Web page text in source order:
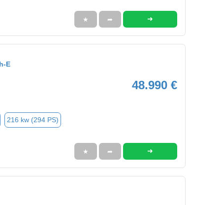
★ ➦ ➜
E
48.990 €
216 kw (294 PS)
★ ➦ ➜